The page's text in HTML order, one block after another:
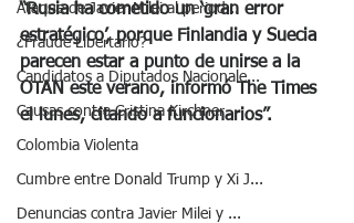
Ataque de Javier Milei al period...
¿Fraude Libertario?
Candidatos a Diputados Nacionale...
Causas contra Cristina Kirchner
Colombia Violenta
Cumbre entre Donald Trump y Xi J...
Denuncias contra Javier Milei y ...
“Rusia ha cometido un ‘gran error
estratégico’, porque Finlandia y Suecia
parecen estar a punto de unirse a la
OTAN este verano, informó The Times
el lunes, citando a funcionarios”.